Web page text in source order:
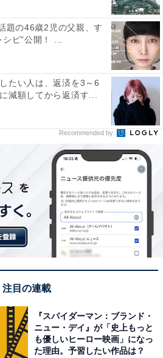
題の46歳2児の父親、す
シピ”公開！ ...
たい人は、返済を3～6
減額してから返済す...
Recommended by
注目の連載
『スパイダーマン：ブランド・
ニュー・デイ』が「史上もっと
も優しいヒーロー映画」になっ
た理由。予習したい作品は？